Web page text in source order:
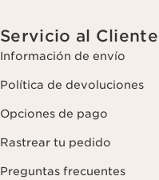
Servicio al Cliente
Información de envío
Política de devoluciones
Opciones de pago
Rastrear tu pedido
Preguntas frecuentes